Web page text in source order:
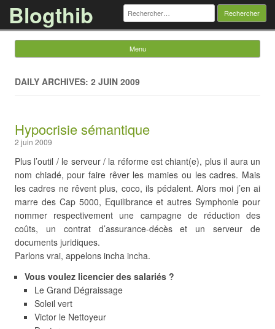
Blogthib Rechercher :
Menu
DAILY ARCHIVES: 2 JUIN 2009
Hypocrisie sémantique
2 juin 2009
Plus l’outil / le serveur / la réforme est chiant(e), plus il aura un
nom chiadé, pour faire rêver les mamies ou les cadres. Mais
les cadres ne rêvent plus, coco, ils pédalent. Alors moi j’en ai
marre des Cap 5000, Equilibrance et autres Symphonie pour
nommer respectivement une campagne de réduction des
coûts, un contrat d’assurance-décès et un serveur de
documents juridiques.
Parlons vrai, appelons incha incha.
Vous voulez licencier des salariés ?
Le Grand Dégraissage
Soleil vert
Victor le Nettoyeur